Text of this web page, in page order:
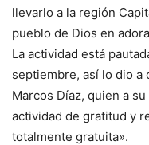
llevarlo a la región
pueblo de Dios en
La actividad está
septiembre, así lo dio a
Marcos Díaz, quien a
actividad de gratitud y
totalmente gratuita».